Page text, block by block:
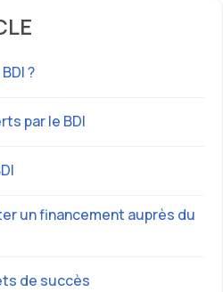
?
par le BDI
un financement auprès du
de succès